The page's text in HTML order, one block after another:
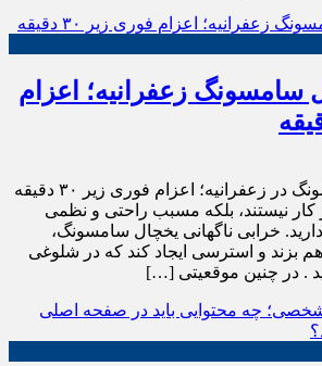
سامسونگ زعفرانیه؛ اعزام
نمایندگی یخچال سامسونگ در زعفرانیه؛ اعزام فوری زیر ۳۰ دقیقه
کار نیستند، بلکه مسبب راحتی و نظمی
خرابی ناگهانی یخچال سامسونگ،
هم بزند و استرسی ایجاد کند که در شلوغی
. در چنین موقعیتی […]